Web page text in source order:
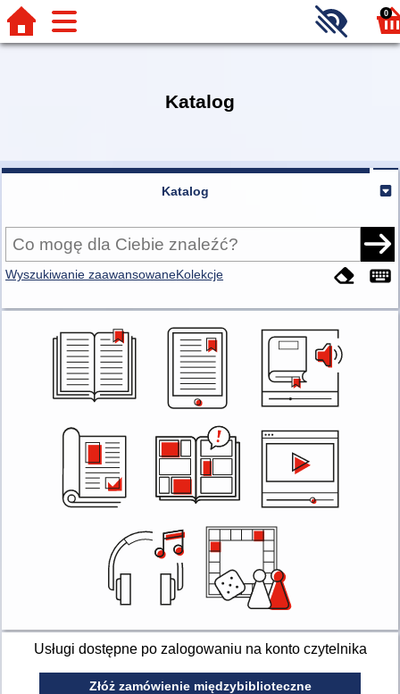
0
Katalog
Katalog
Wyszukiwanie zaawansowaneKolekcje
Usługi dostępne po zalogowaniu na konto czytelnika
Złóż zamówienie międzybiblioteczne